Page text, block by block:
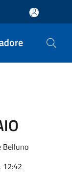
Belluno
12:42